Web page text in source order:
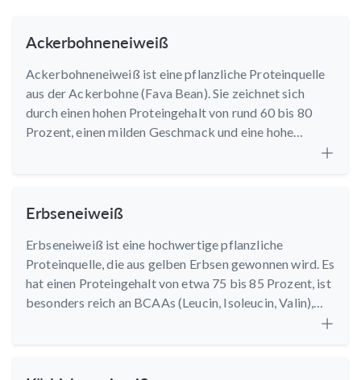
Ackerbohneneiweiß
Ackerbohneneiweiß ist eine pflanzliche Proteinquelle
aus der Ackerbohne (Fava Bean). Sie zeichnet sich
durch einen hohen Proteingehalt von rund 60 bis 80
Prozent, einen milden Geschmack und eine hohe
Nachhaltigkeit aus. Zudem enthält sie alle essentiellen
Erbseneiweiß
Erbseneiweiß ist eine hochwertige pflanzliche
Proteinquelle, die aus gelben Erbsen gewonnen wird. Es
hat einen Proteingehalt von etwa 75 bis 85 Prozent, ist
besonders reich an BCAAs (Leucin, Isoleucin, Valin),